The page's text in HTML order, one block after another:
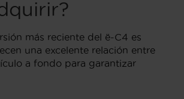
más reciente del ë-C4 es
una excelente relación entre
a fondo para garantizar